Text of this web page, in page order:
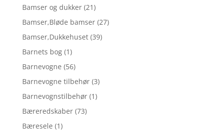
Bamser og dukker (21)
Bamser,Bløde bamser (27)
Bamser,Dukkehuset (39)
Barnets bog (1)
Barnevogne (56)
Barnevogne tilbehør (3)
Barnevognstilbehør (1)
Bæreredskaber (73)
Bæresele (1)